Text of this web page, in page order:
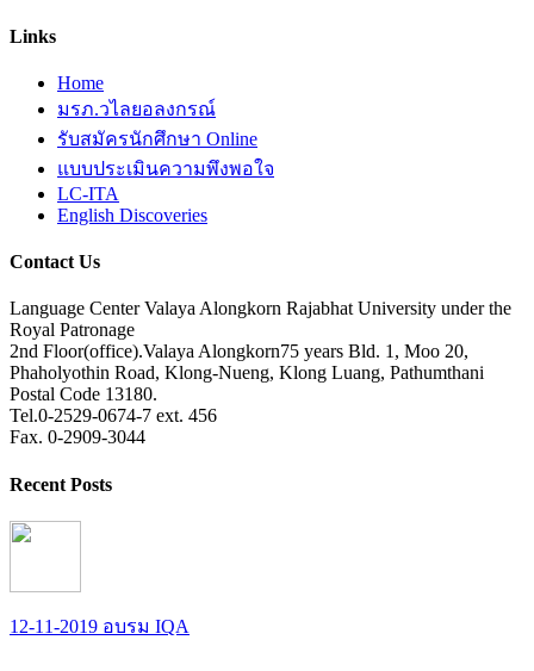
Links
Home
มรภ.วไลยอลงกรณ์
รับสมัครนักศึกษา Online
แบบประเมินความพึงพอใจ
LC-ITA
English Discoveries
Contact Us
Language Center Valaya Alongkorn Rajabhat University under the
Royal Patronage
2nd Floor(office).Valaya Alongkorn75 years Bld. 1, Moo 20,
Phaholyothin Road, Klong-Nueng, Klong Luang, Pathumthani
Postal Code 13180.
Tel.0-2529-0674-7 ext. 456
Fax. 0-2909-3044
Recent Posts
12-11-2019 อบรม IQA